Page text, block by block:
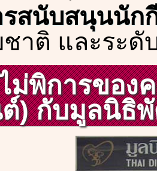
รสนับสนุนนัก
ชาติ และระดั
ม่พิการของ
) กับมูลนิธิ